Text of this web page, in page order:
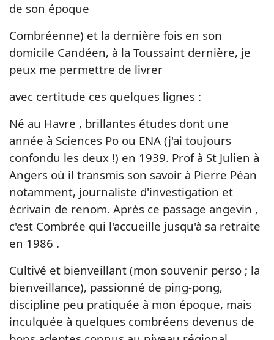
de son époque
Combréenne) et la dernière fois en son
domicile Candéen, à la Toussaint dernière, je
peux me permettre de livrer
avec certitude ces quelques lignes :
Né au Havre , brillantes études dont une
année à Sciences Po ou ENA (j'ai toujours
confondu les deux !) en 1939. Prof à St Julien à
Angers où il transmis son savoir à Pierre Péan
notamment, journaliste d'investigation et
écrivain de renom. Après ce passage angevin ,
c'est Combrée qui l'accueille jusqu'à sa retraite
en 1986 .
Cultivé et bienveillant (mon souvenir perso ; la
bienveillance), passionné de ping-pong,
discipline peu pratiquée à mon époque, mais
inculquée à quelques combréens devenus de